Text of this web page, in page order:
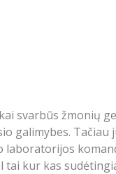
svarbūs žmonių
galimybes.
laboratorijos
tai kur kas